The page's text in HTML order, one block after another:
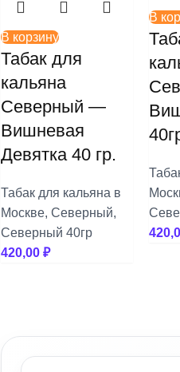
В корзину
Табак для
кальяна
Северный —
Вишневая
Девятка 40 гр.
Табак для кальяна в
Москве, Северный,
Северный 40гр
420,00 ₽
В